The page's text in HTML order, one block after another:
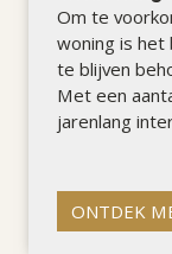
Om te
woning is het
te blijven
Met een
jarenlang
ONTDEK